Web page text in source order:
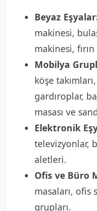
Beyaz
makinesi,
makinesi,
Mobilya
köşe
gardıroplar,
masası ve
Elektronik
televizyonlar,
aletleri.
Ofis ve Büro
masaları, ofis
grupları.